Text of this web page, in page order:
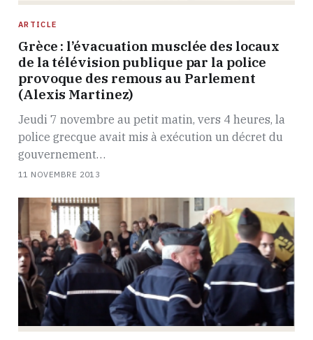
ARTICLE
Grèce : l’évacuation musclée des locaux
de la télévision publique par la police
provoque des remous au Parlement
(Alexis Martinez)
Jeudi 7 novembre au petit matin, vers 4 heures, la
police grecque avait mis à exécution un décret du
gouvernement…
11 NOVEMBRE 2013